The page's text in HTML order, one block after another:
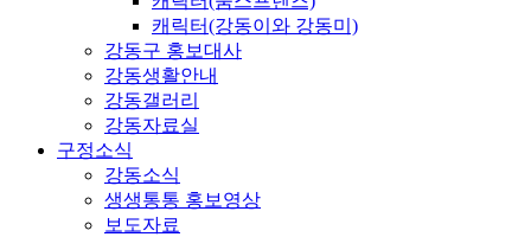
캐릭터(강동이와 강동미)
강동구 홍보대사
강동생활안내
강동갤러리
강동자료실
구정소식
강동소식
생생통통 홍보영상
보도자료